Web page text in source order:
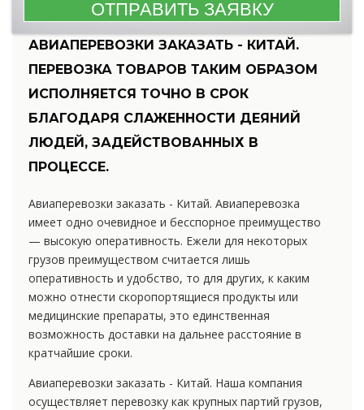
АВИАПЕРЕВОЗКИ ЗАКАЗАТЬ - КИТАЙ.
ПЕРЕВОЗКА ТОВАРОВ ТАКИМ ОБРАЗОМ
ИСПОЛНЯЕТСЯ ТОЧНО В СРОК
БЛАГОДАРЯ СЛАЖЕННОСТИ ДЕЯНИЙ
ЛЮДЕЙ, ЗАДЕЙСТВОВАННЫХ В
ПРОЦЕССЕ.
Авиаперевозки заказать - Китай. Авиаперевозка
имеет одно очевидное и бесспорное преимущество
— высокую оперативность. Ежели для некоторых
грузов преимуществом считается лишь
оперативность и удобство, то для других, к каким
можно отнести скоропортящиеся продукты или
медицинские препараты, это единственная
возможность доставки на дальнее расстояние в
кратчайшие сроки.
Авиаперевозки заказать - Китай. Наша компания
осуществляет перевозку как крупных партий грузов,